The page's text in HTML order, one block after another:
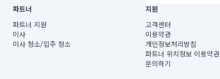
2016-3220163-14-5-00019 |
래위원회 정보) |
, 트윈트리빌딩) B동 5층
7층, 8층 미소
파트너
파트너 지원
이사
이사 청소/입주 청소
지원
고객센터
이용약관
개인정보처리방침
파트너 위치정보 이용약관
문의하기